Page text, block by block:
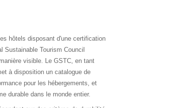
hôtels disposant d'une certification
Sustainable Tourism Council
visible. Le GSTC, en tant
à disposition un catalogue de
pour les hébergements, et
durable dans le monde entier.